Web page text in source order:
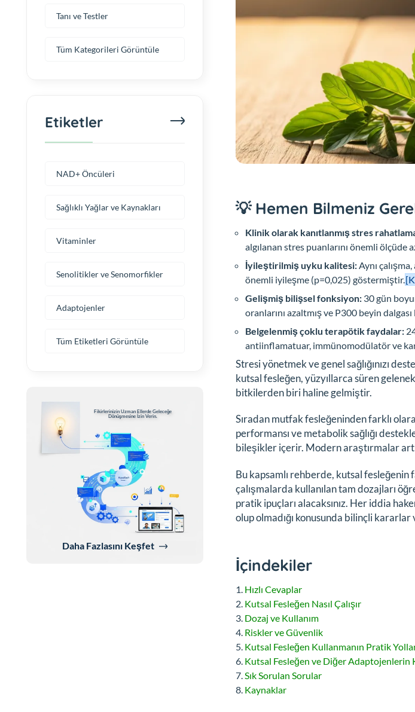
💡 Hemen Bilmeniz
Klinik olarak kanıtlanmış stres
algılanan stres puanlarını önemli ölçüde
İyileştirilmiş uyku kalitesi:Aynı
önemli iyileşme (p=0,025) göstermiştir.
Gelişmiş bilişsel fonksiyon: 30 gün
oranlarını azaltmış ve P300 beyin
Belgelenmiş çoklu terapötik faydalar:
antiinflamatuar, immünomodülatör ve
Stresi yönetmek ve genel sağlığınızı
kutsal fesleğen, yüzyıllarca süren
bitkilerden biri haline gelmiştir.
Sıradan mutfak fesleğeninden farklı
performansı ve metabolik sağlığı
bileşikler içerir. Modern araştırmalar
Bu kapsamlı rehberde, kutsal fesleğenin
çalışmalarda kullanılan tam dozajları
pratik ipuçları alacaksınız. Her iddia
olup olmadığı konusunda bilinçli
İçindekiler
Hızlı Cevaplar
Kutsal Fesleğen Nasıl Çalışır
Dozaj ve Kullanım
Riskler ve Güvenlik
Kutsal Fesleğen Kullanmanın Pratik
Kutsal Fesleğen ve Diğer Adaptojenlerin
Sık Sorulan Sorular
Kaynaklar
Tanı ve Testler
Tüm Kategorileri Görüntüle
Etiketler
NAD+ Öncüleri
Sağlıklı Yağlar ve Kaynakları
Vitaminler
Senolitikler ve Senomorfikler
Adaptojenler
Tüm Etiketleri Görüntüle
Fikirlerinizin Uzman Ellerde Geleceğe
Dönüşmesine İzin Verin.
Daha Fazlasını Keşfet